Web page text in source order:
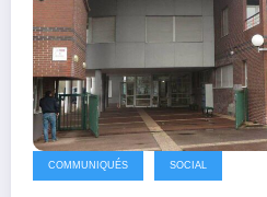
COMMUNIQUÉS SOCIAL